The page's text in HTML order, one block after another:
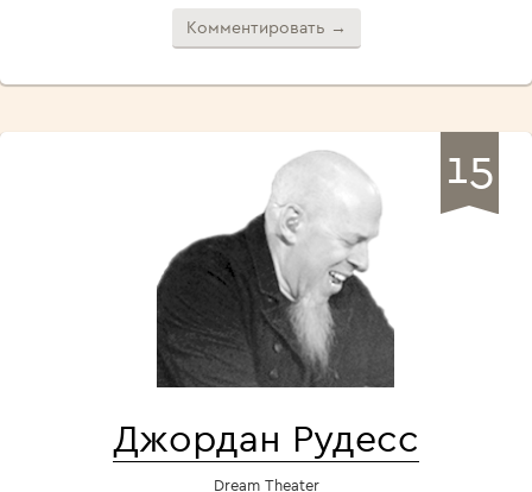
Комментировать →
15
Джордан Рудесс
Dream Theater